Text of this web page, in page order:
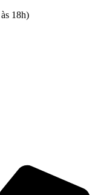
18h)